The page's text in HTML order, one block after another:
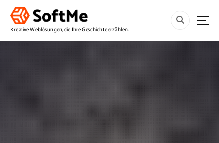
Kreative Weblösungen, die Ihre Geschichte erzählen.